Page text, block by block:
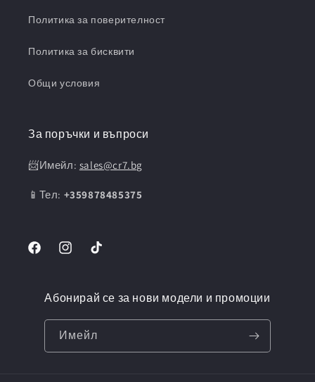
Политика за поверителност
Политика за бисквити
Общи условия
За поръчки и въпроси
📨Имейл: sales@cr7.bg
📱Тел: +359878485375
FacebookInstagramTikTok
Абонирай се за нови модели и промоции
Имейл